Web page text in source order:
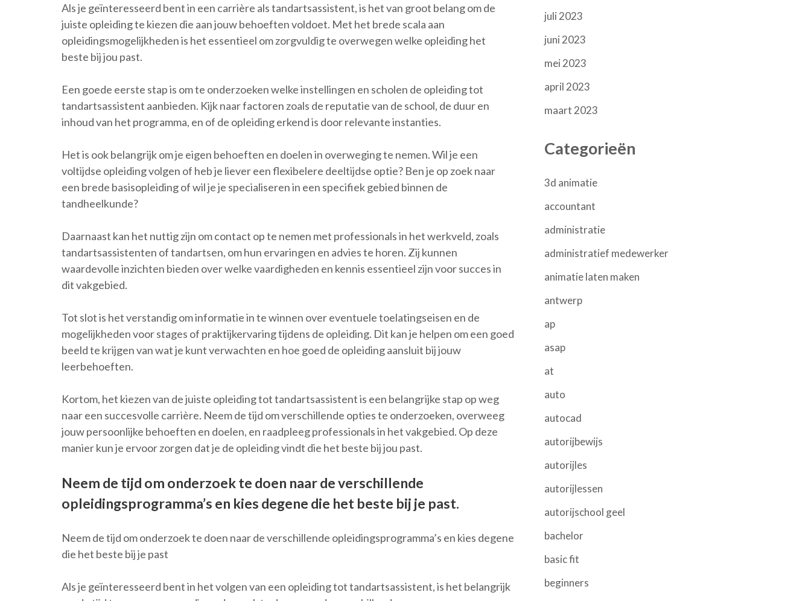
Als je geïnteresseerd bent in een carrière als tandartsassistent, is het van groot belang om de
juiste opleiding te kiezen die aan jouw behoeften voldoet. Met het brede scala aan
opleidingsmogelijkheden is het essentieel om zorgvuldig te overwegen welke opleiding het
beste bij jou past.
Een goede eerste stap is om te onderzoeken welke instellingen en scholen de opleiding tot
tandartsassistent aanbieden. Kijk naar factoren zoals de reputatie van de school, de duur en
inhoud van het programma, en of de opleiding erkend is door relevante instanties.
Het is ook belangrijk om je eigen behoeften en doelen in overweging te nemen. Wil je een
voltijdse opleiding volgen of heb je liever een flexibelere deeltijdse optie? Ben je op zoek naar
een brede basisopleiding of wil je je specialiseren in een specifiek gebied binnen de
tandheelkunde?
Daarnaast kan het nuttig zijn om contact op te nemen met professionals in het werkveld, zoals
tandartsassistenten of tandartsen, om hun ervaringen en advies te horen. Zij kunnen
waardevolle inzichten bieden over welke vaardigheden en kennis essentieel zijn voor succes in
dit vakgebied.
Tot slot is het verstandig om informatie in te winnen over eventuele toelatingseisen en de
mogelijkheden voor stages of praktijkervaring tijdens de opleiding. Dit kan je helpen om een goed
beeld te krijgen van wat je kunt verwachten en hoe goed de opleiding aansluit bij jouw
leerbehoeften.
Kortom, het kiezen van de juiste opleiding tot tandartsassistent is een belangrijke stap op weg
naar een succesvolle carrière. Neem de tijd om verschillende opties te onderzoeken, overweeg
jouw persoonlijke behoeften en doelen, en raadpleeg professionals in het vakgebied. Op deze
manier kun je ervoor zorgen dat je de opleiding vindt die het beste bij jou past.
Neem de tijd om onderzoek te doen naar de verschillende
opleidingsprogramma’s en kies degene die het beste bij je past.
Neem de tijd om onderzoek te doen naar de verschillende opleidingsprogramma’s en kies degene
die het beste bij je past
Als je geïnteresseerd bent in het volgen van een opleiding tot tandartsassistent, is het belangrijk
juli 2023
juni 2023
mei 2023
april 2023
maart 2023
Categorieën
3d animatie
accountant
administratie
administratief medewerker
animatie laten maken
antwerp
ap
asap
at
auto
autocad
autorijbewijs
autorijles
autorijlessen
autorijschool geel
bachelor
basic fit
beginners